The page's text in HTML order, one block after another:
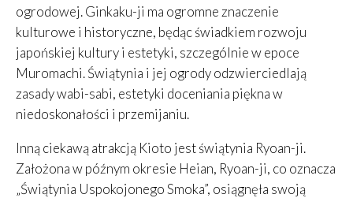
ogrodowej. Ginkaku-ji ma ogromne znaczenie
kulturowe i historyczne, będąc świadkiem rozwoju
japońskiej kultury i estetyki, szczególnie w epoce
Muromachi. Świątynia i jej ogrody odzwierciedlają
zasady wabi-sabi, estetyki doceniania piękna w
niedoskonałości i przemijaniu.
Inną ciekawą atrakcją Kioto jest świątynia Ryoan-ji.
Założona w późnym okresie Heian, Ryoan-ji, co oznacza
„Świątynia Uspokojonego Smoka”, osiągnęła swoją